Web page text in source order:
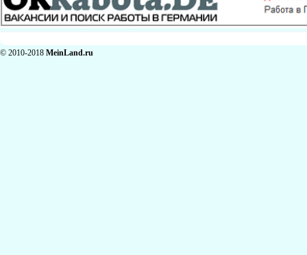
© 2010-2018 MeinLand.ru